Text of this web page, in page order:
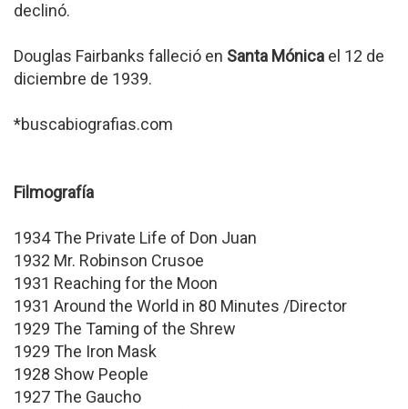
declinó.
Douglas Fairbanks falleció en Santa Mónica el 12 de
diciembre de 1939.
*buscabiografias.com
Filmografía
1934 The Private Life of Don Juan
1932 Mr. Robinson Crusoe
1931 Reaching for the Moon
1931 Around the World in 80 Minutes /Director
1929 The Taming of the Shrew
1929 The Iron Mask
1928 Show People
1927 The Gaucho